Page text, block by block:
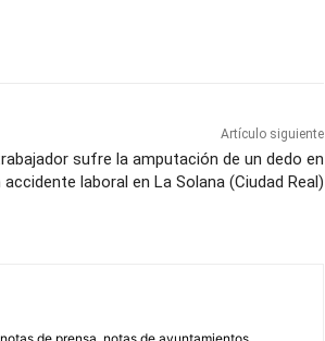
Artículo siguiente
sufre la amputación de un dedo en
accidente laboral en La Solana (Ciudad Real)